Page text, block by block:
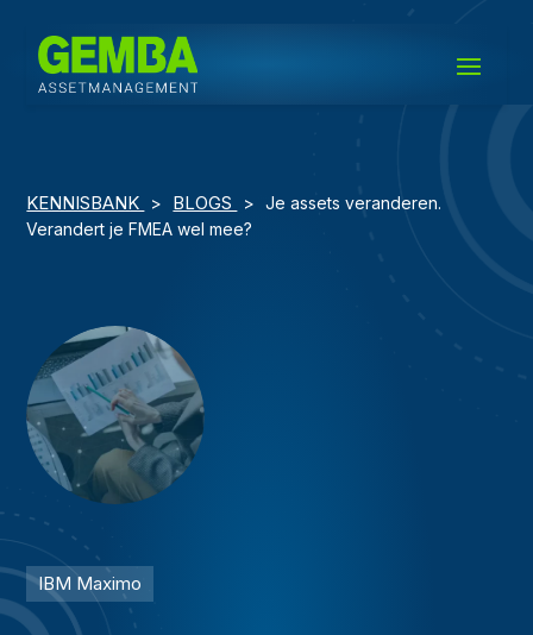
KENNISBANK > BLOGS >
Je assets veranderen.
Verandert je FMEA wel mee?
IBM Maximo